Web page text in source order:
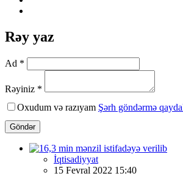
Rəy yaz
Ad *
Rəyiniz *
Oxudum və razıyam Şərh göndərmə
Göndər
İqtisadiyyat
15 Fevral 2022 15:40